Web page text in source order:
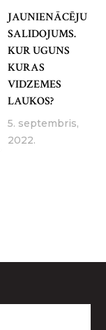
JAUNIENĀCĒJU
SALIDOJUMS.
KUR UGUNS
KURAS
VIDZEMES
LAUKOS?
5. septembris,
2022.